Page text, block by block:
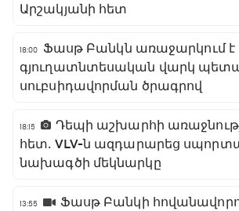
Արշակյանի հետ
18:00
Ֆասթ Բանկն առաջարկում է
գյուղատնտեսական վարկ
սուբսիդավորման ծրագրով
18:15
Դեպի աշխարհի
հետ․ VLV-ն ազդարարեց
նախագծի մեկնարկը
13:55
Ֆասթ Բանկի